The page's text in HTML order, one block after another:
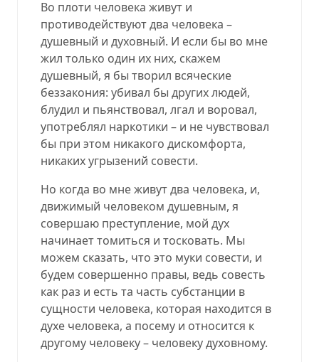
Во плоти человека живут и
противодействуют два человека –
душевный и духовный. И если бы во мне
жил только один их них, скажем
душевный, я бы творил всяческие
беззакония: убивал бы других людей,
блудил и пьянствовал, лгал и воровал,
употреблял наркотики – и не чувствовал
бы при этом никакого дискомфорта,
никаких угрызений совести.
Но когда во мне живут два человека, и,
движимый человеком душевным, я
совершаю преступление, мой дух
начинает томиться и тосковать. Мы
можем сказать, что это муки совести, и
будем совершенно правы, ведь совесть
как раз и есть та часть субстанции в
сущности человека, которая находится в
духе человека, а посему и относится к
другому человеку – человеку духовному.